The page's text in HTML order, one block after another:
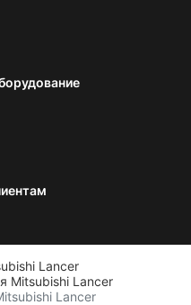
Lancer
Mitsubishi Lancer
Lancer